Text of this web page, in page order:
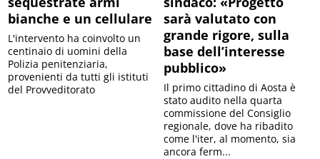
bianche e un cellulare
L'intervento ha coinvolto un
centinaio di uomini della
Polizia penitenziaria,
provenienti da tutti gli istituti
del Provveditorato
sarà valutato con
grande rigore, sulla
base dell’interesse
pubblico»
Il primo cittadino di Aosta è
stato audito nella quarta
commissione del Consiglio
regionale, dove ha ribadito
come l'iter, al momento, sia
ancora ferm...